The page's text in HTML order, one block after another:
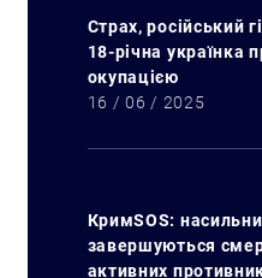
Страх, російський
18-річна українка
окупацією
16 / 06 / 2025
КримSOS:
завершуються
активних